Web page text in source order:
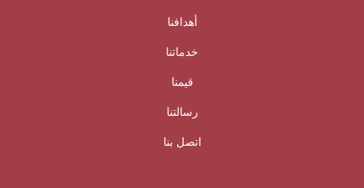
أهدافنا
خدماتنا
قيمنا
رسالتنا
اتصل بنا